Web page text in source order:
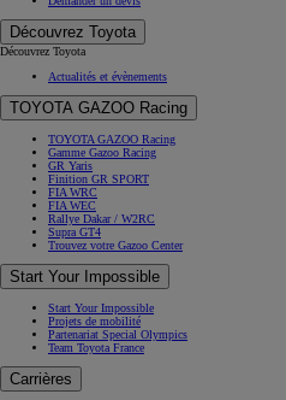
Découvrez Toyota
Découvrez Toyota
Actualités et évènements
TOYOTA GAZOO Racing
TOYOTA GAZOO Racing
Gamme Gazoo Racing
GR Yaris
Finition GR SPORT
FIA WRC
FIA WEC
Rallye Dakar / W2RC
Supra GT4
Trouvez votre Gazoo Center
Start Your Impossible
Start Your Impossible
Projets de mobilité
Partenariat Special Olympics
Team Toyota France
Carrières